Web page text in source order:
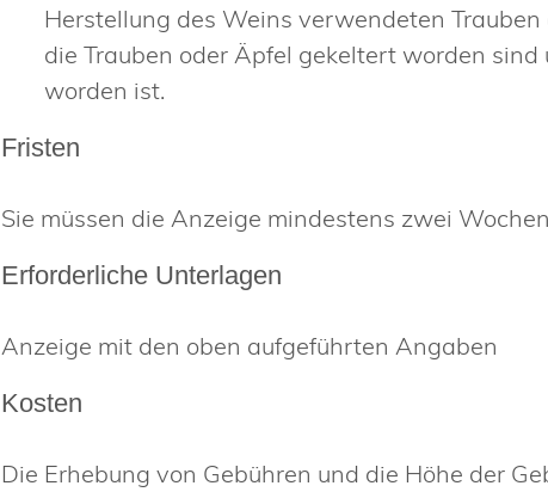
Herstellung des Weins verwendeten
die Trauben oder Äpfel gekeltert worden
worden ist.
Fristen
Sie müssen die Anzeige mindestens zwei
Erforderliche Unterlagen
Anzeige mit den oben aufgeführten Angaben
Kosten
Die Erhebung von Gebühren und die Höhe der